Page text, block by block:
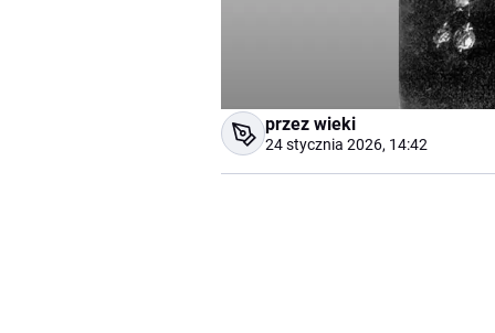
przez wieki
24 stycznia 2026, 14:42